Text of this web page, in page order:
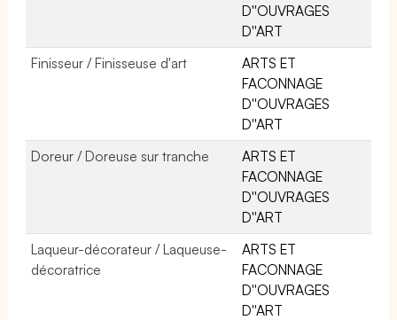
D''OUVRAGES
D''ART
Finisseur / Finisseuse d'art
ARTS ET
FACONNAGE
D''OUVRAGES
D''ART
Doreur / Doreuse sur tranche
ARTS ET
FACONNAGE
D''OUVRAGES
D''ART
Laqueur-décorateur / Laqueuse-
décoratrice
ARTS ET
FACONNAGE
D''OUVRAGES
D''ART